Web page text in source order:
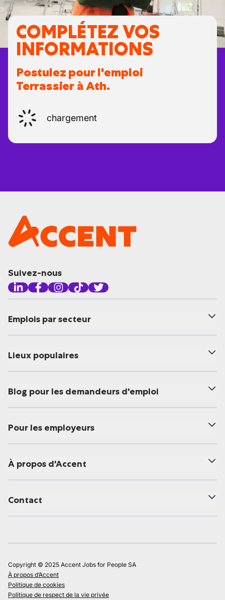
COMPLÉTEZ VOS
INFORMATIONS
Postulez pour l'emploi
Terrassier à Ath.
chargement
Suivez-nous
Emplois par secteur
Lieux populaires
Blog pour les demandeurs d'emploi
Pour les employeurs
À propos d'Accent
Contact
Copyright © 2025 Accent Jobs for People SA
À propos d’Accent
Politique de cookies
Politique de respect de la vie privée